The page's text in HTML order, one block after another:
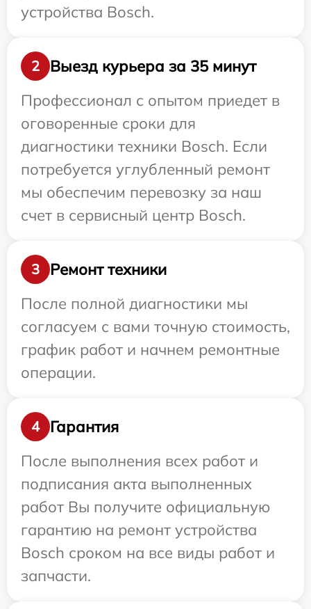
устройства Bosch.
2
Выезд курьера за 35 минут
Профессионал с опытом приедет в
оговоренные сроки для
диагностики техники Bosch. Если
потребуется углубленный ремонт
мы обеспечим перевозку за наш
счет в сервисный центр Bosch.
3
Ремонт техники
После полной диагностики мы
согласуем с вами точную стоимость,
график работ и начнем ремонтные
операции.
4
Гарантия
После выполнения всех работ и
подписания акта выполненных
работ Вы получите официальную
гарантию на ремонт устройства
Bosch сроком на все виды работ и
запчасти.